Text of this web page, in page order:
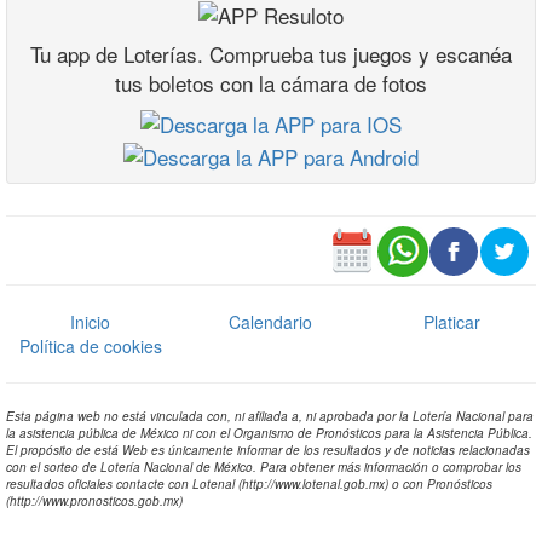
Tu app de Loterías. Comprueba tus juegos y escanéa
tus boletos con la cámara de fotos
Inicio Calendario
Platicar
Política de cookies
Esta página web no está vinculada con, ni afiliada a, ni aprobada por la Lotería Nacional para
la asistencia pública de México ni con el Organismo de Pronósticos para la Asistencia Pública.
El propósito de está Web es únicamente informar de los resultados y de noticias relacionadas
con el sorteo de Lotería Nacional de México. Para obtener más información o comprobar los
resultados oficiales contacte con Lotenal (http://www.lotenal.gob.mx) o con Pronósticos
(http://www.pronosticos.gob.mx)